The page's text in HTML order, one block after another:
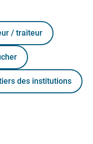
/ traiteur
des institutions